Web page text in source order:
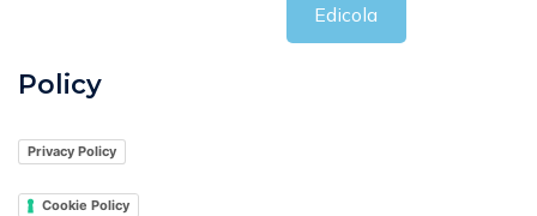
Edicola
Policy
Privacy Policy
Cookie Policy